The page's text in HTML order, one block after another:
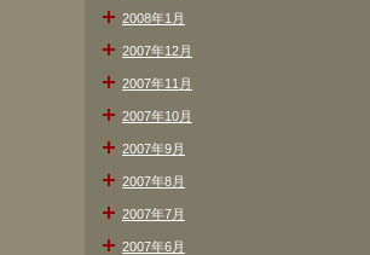
2008年1月
2007年12月
2007年11月
2007年10月
2007年9月
2007年8月
2007年7月
2007年6月